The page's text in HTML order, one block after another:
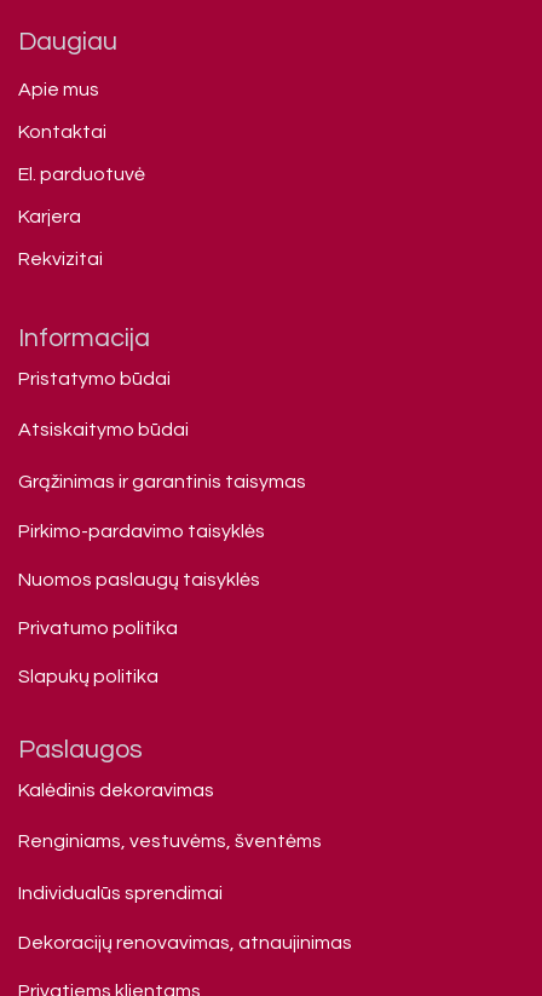
Daugiau
Apie mus
Kontaktai
El. parduotuvė
Karjera
Rekvizitai
Informacija
Pristatymo būdai
Atsiskaitymo būdai
Grąžinimas ir garantinis taisymas
Pirkimo-pardavimo taisyklės
Nuomos paslaugų taisyklės
Privatumo politika
Slapukų politika
Paslaugos
Kalėdinis dekoravimas
Renginiams, vestuvėms, šventėms
Individualūs sprendimai
Dekoracijų renovavimas, atnaujinimas
Privatiems klienta​ms